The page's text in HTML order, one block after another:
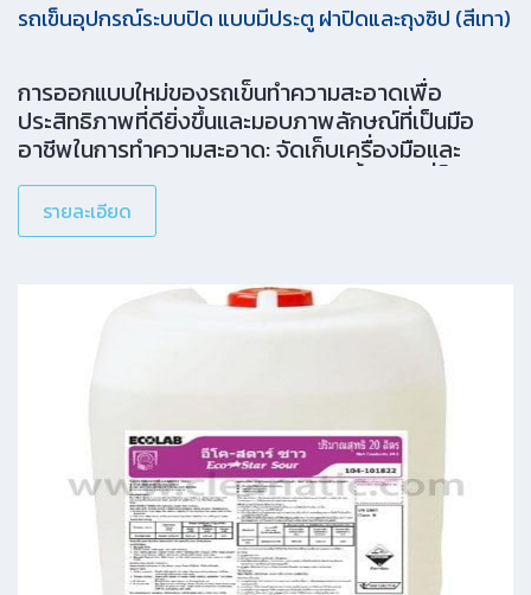
รถเข็นอุปกรณ์ระบบปิด แบบมีประตู ฝาปิดและถุงซิป (สีเทา)
การออกแบบใหม่ของรถเข็นทำความสะอาดเพื่อ
ประสิทธิภาพที่ดียิ่งขึ้นและมอบภาพลักษณ์ที่เป็นมือ
อาชีพในการทำความสะอาด: จัดเก็บเครื่องมือและ
อุปกรณ์หลากหลาย: ใช้งานได้สะดวกขึ้น ด้วยที่ล็อค
เครื่องมือสำหรับหนีบล็อคผลิตภัณฑ์ เช่น ด้ามไม้ถูพื้น
หรือด้ามยืดหด พร้อมกับที่แขวนเพื่อเก็บเครื่องมือ เช่น
คุณสามารถเก็บของได้มากขึ้น และเป็นสัดส่วน สะดวก
ในการใช้งานและปลอดภัยยิ่งขึ้น: ประตูที่ล็อคได้ พร้อม
กับถาดรองถุงและฝาปิด เพื่อสุขอนามัยที่ดียิ่งขึ้น ล้อ
เงียบแบบยูนิเวอร์แซลพร้อมระบบเบรก: ช่วยให้เคลื่อน
สรีรศาสตร์และให้ความสะดวกสบาย: เพิ่มความคล่อง
ตัวในการเคลื่อนย้าย การออกแบบนี้จะช่วยเพิ่ม
ประสิทธิภาพและความเป็นมืออาชีพในการทำความ
สะอาด พร้อมทั้งตอบสนองความต้องการของผู้ใช้งาน
ในทุกด้าน สามารถใช้งานในพื้นที่หลากหลาย ไม่ว่าจะเป็น
โรงแรม[…]
รายละเอียด